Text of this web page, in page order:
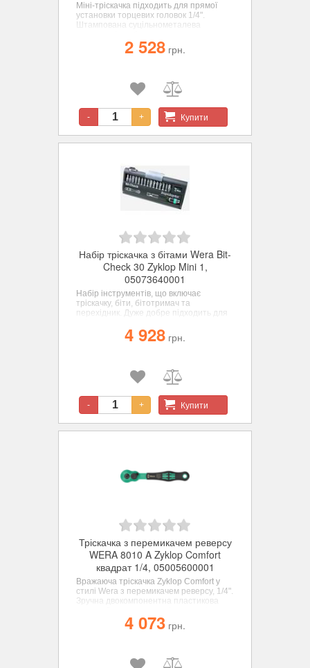
Міні-тріскачка підходить для прямої
установки торцевих головок 1/4".
Штампована суцільнометалева
більше 65 Нм. Тонкий механізм
зачеплення тріскачки і малий кут
вузькому просторі.
2 528 грн.
- + Купити
Набір тріскачка з бітами Wera Bit-
Check 30 Zyklop Mini 1,
05073640001
Набір інструментів, що включає
тріскачку, біти, бітотримач та
перехідник. Дуже добре підходить для
виконання великого числа робіт. Ручка-
тріскачка для бітів та особливо швидкої
звичайним ручним інструментом не
4 928 грн.
- + Купити
Тріскачка з перемикачем реверсу
WERA 8010 A Zyklop Comfort
квадрат 1/4, 05005600001
Вражаюча тріскачка Zyklop Comfort у
стилі Wera з перемикачем реверсу, 1/4".
Зручна двокомпонентна пластикова
4 073 грн.